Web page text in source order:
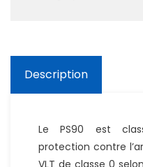
Description
Le PS90 est
protection contre
VLT de classe 0